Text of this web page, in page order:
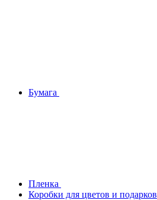
Бумага
Плeнка
Коробки для цветов и подарков